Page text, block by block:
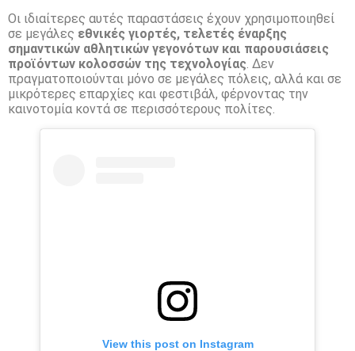
Οι ιδιαίτερες αυτές παραστάσεις έχουν χρησιμοποιηθεί
σε μεγάλες εθνικές γιορτές, τελετές έναρξης
σημαντικών αθλητικών γεγονότων και παρουσιάσεις
προϊόντων κολοσσών της τεχνολογίας. Δεν
πραγματοποιούνται μόνο σε μεγάλες πόλεις, αλλά και σε
μικρότερες επαρχίες και φεστιβάλ, φέρνοντας την
καινοτομία κοντά σε περισσότερους πολίτες.
View this post on Instagram